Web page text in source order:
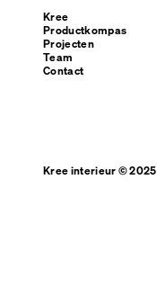
Kree
Productkompas
Projecten
Team
Contact
Kree interieur © 2025